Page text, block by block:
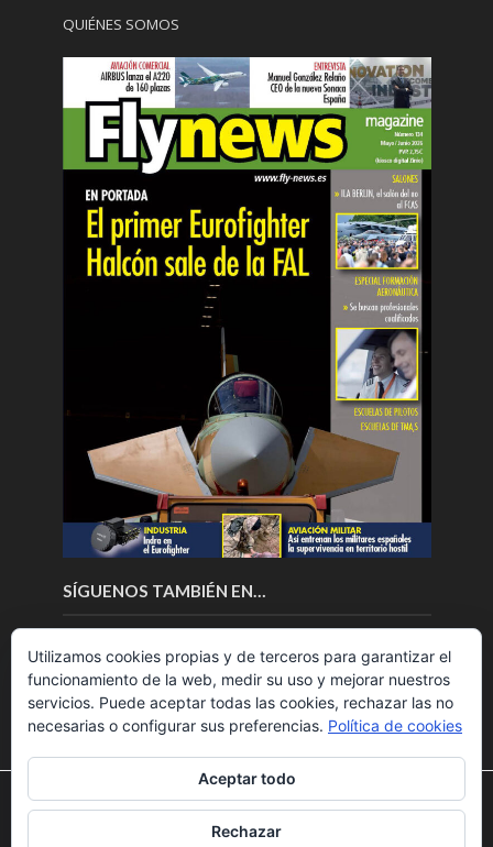
QUIÉNES SOMOS
SÍGUENOS TAMBIÉN EN…
Copyright © 2018.Fly News.Noticias aerospacial
Utilizamos cookies para ofrecerte la mejor experiencia en
nuestra web.
Puedes aprender más sobre qué cookies utilizamos o
Utilizamos cookies propias y de terceros para garantizar el
funcionamiento de la web, medir su uso y mejorar nuestros
servicios. Puede aceptar todas las cookies, rechazar las no
necesarias o configurar sus preferencias. Política de cookies
Aceptar todo
Rechazar